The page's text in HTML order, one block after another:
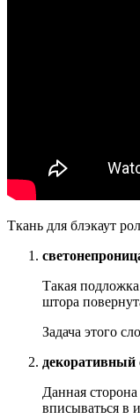
Ткань для блэкаут
Такая
штора
Задача этого
декоративный
Данная
вписываться в